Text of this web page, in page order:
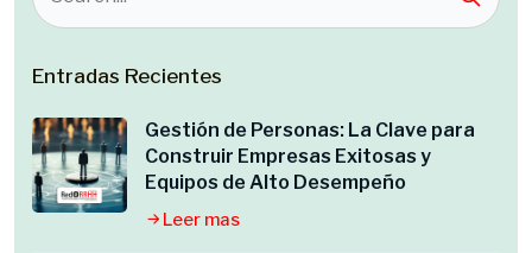
Entradas Recientes
Gestión de Personas: La Clave para
Construir Empresas Exitosas y
Equipos de Alto Desempeño
Leer mas